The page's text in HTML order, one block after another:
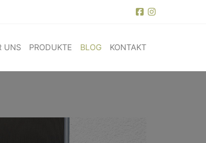
UNS PRODUKTE BLOG KONTAKT